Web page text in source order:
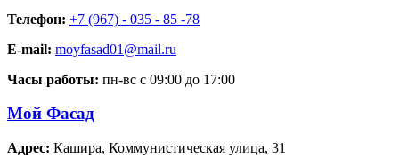
Телефон: +7 (967) - 035 - 85 -78
E-mail: moyfasad01@mail.ru
Часы работы: пн-вс с 09:00 до 17:00
Мой Фасад
Адрес: Кашира, Коммунистическая улица, 31